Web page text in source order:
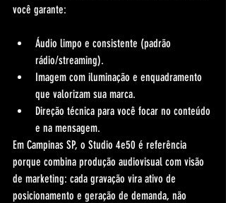
você garante:
Áudio limpo e consistente (padrão
rádio/streaming).
Imagem com iluminação e enquadramento
que valorizam sua marca.
Direção técnica para você focar no conteúdo
e na mensagem.
Em Campinas SP, o Studio 4e50 é referência
porque combina produção audiovisual com visão
de marketing: cada gravação vira ativo de
posicionamento e geração de demanda, não